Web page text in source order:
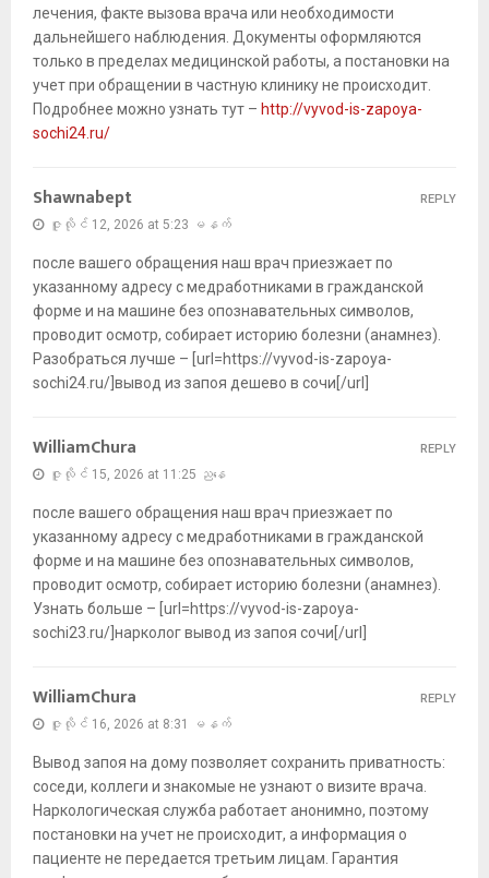
лечения, факте вызова врача или необходимости
дальнейшего наблюдения. Документы оформляются
только в пределах медицинской работы, а постановки на
учет при обращении в частную клинику не происходит.
Подробнее можно узнать тут – http://vyvod-is-zapoya-
sochi24.ru/
Shawnabept
ဇူလိုင် 12, 2026 at 5:23 မနက်
после вашего обращения наш врач приезжает по
указанному адресу с медработниками в гражданской
форме и на машине без опознавательных символов,
проводит осмотр, собирает историю болезни (анамнез).
Разобраться лучше – [url=https://vyvod-is-zapoya-
sochi24.ru/]вывод из запоя дешево в сочи[/url]
REPLY
WilliamChura
ဇူလိုင် 15, 2026 at 11:25 ညနေ
после вашего обращения наш врач приезжает по
указанному адресу с медработниками в гражданской
форме и на машине без опознавательных символов,
проводит осмотр, собирает историю болезни (анамнез).
Узнать больше – [url=https://vyvod-is-zapoya-
sochi23.ru/]нарколог вывод из запоя сочи[/url]
REPLY
WilliamChura
ဇူလိုင် 16, 2026 at 8:31 မနက်
Вывод запоя на дому позволяет сохранить приватность:
соседи, коллеги и знакомые не узнают о визите врача.
Наркологическая служба работает анонимно, поэтому
постановки на учет не происходит, а информация о
пациенте не передается третьим лицам. Гарантия
REPLY